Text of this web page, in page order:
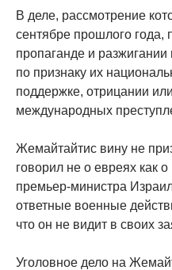
В деле, рассмотрение
сентябре прошлого года,
пропаганде и
по признаку их
поддержке, отрицании
международных
Жемайтайтис вину не
говорил не о евреях как
премьер-министра
ответные военные
что он не видит в своих
Уголовное дело на